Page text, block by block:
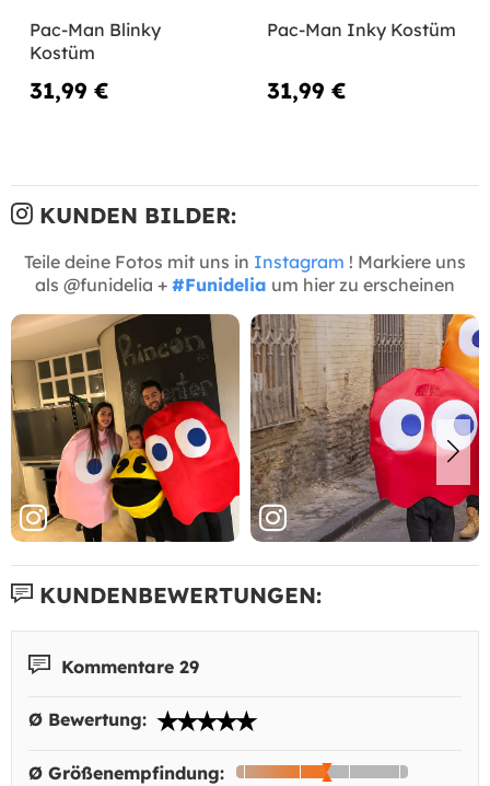
Pac-Man Blinky
Kostüm
31,99 €
Pac-Man Inky Kostüm
31,99 €
KUNDEN BILDER:
Teile deine Fotos mit uns in Instagram ! Markiere uns
als @funidelia + #Funidelia um hier zu erscheinen
KUNDENBEWERTUNGEN:
Kommentare 29
Ø Bewertung:
Ø Größenempfindung: